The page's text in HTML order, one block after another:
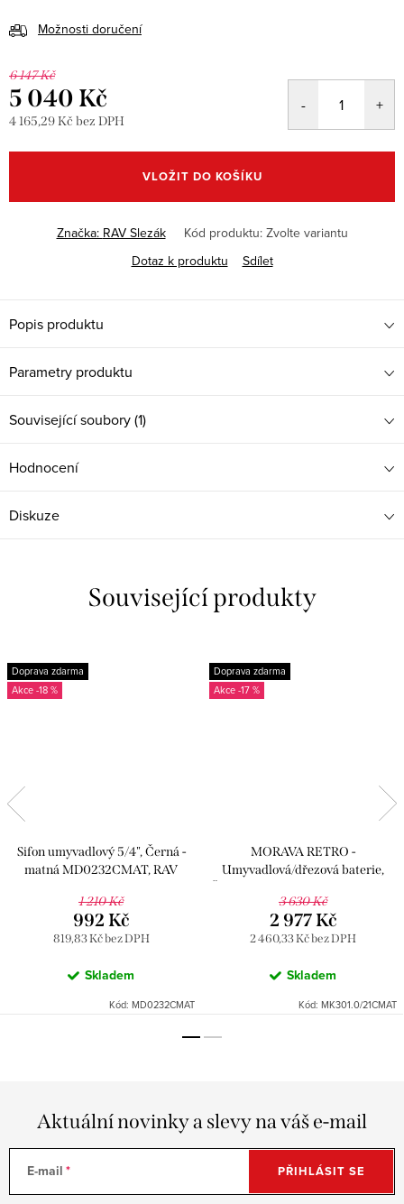
Možnosti doručení
6 147 Kč
5 040 Kč
4 165,29 Kč bez DPH
cena:
VLOŽIT DO KOŠÍKU
Značka: RAV Slezák Kód produktu: Zvolte variantu
Dotaz k produktu
Sdílet
Popis produktu
Parametry produktu
Související soubory (1)
Hodnocení
Diskuze
Související produkty
Doprava zdarma
-18 %
Sifon umyvadlový 5/4", Černá -
matná MD0232CMAT, RAV
1 210 Kč
819,83 Kč bez DPH
992 Kč
Skladem
Kód: MD0232CMAT
Doprava zdarma
-17 %
MORAVA RETRO -
Umyvadlová/dřezová baterie,
RAV Slezák
3 630 Kč
2 460,33 Kč bez DPH
2 977 Kč
Skladem
Kód: MK301.0/21CMAT
Aktuální novinky a slevy na váš e-mail
E-mail PŘIHLÁSIT SE